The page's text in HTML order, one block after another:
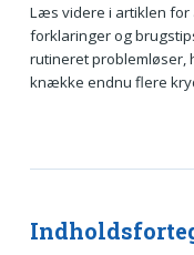
Læs videre i artiklen for
forklaringer og
rutineret problemløser,
knække endnu flere